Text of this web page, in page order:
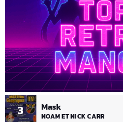
3 Mask
NOAM ET NICK CARR